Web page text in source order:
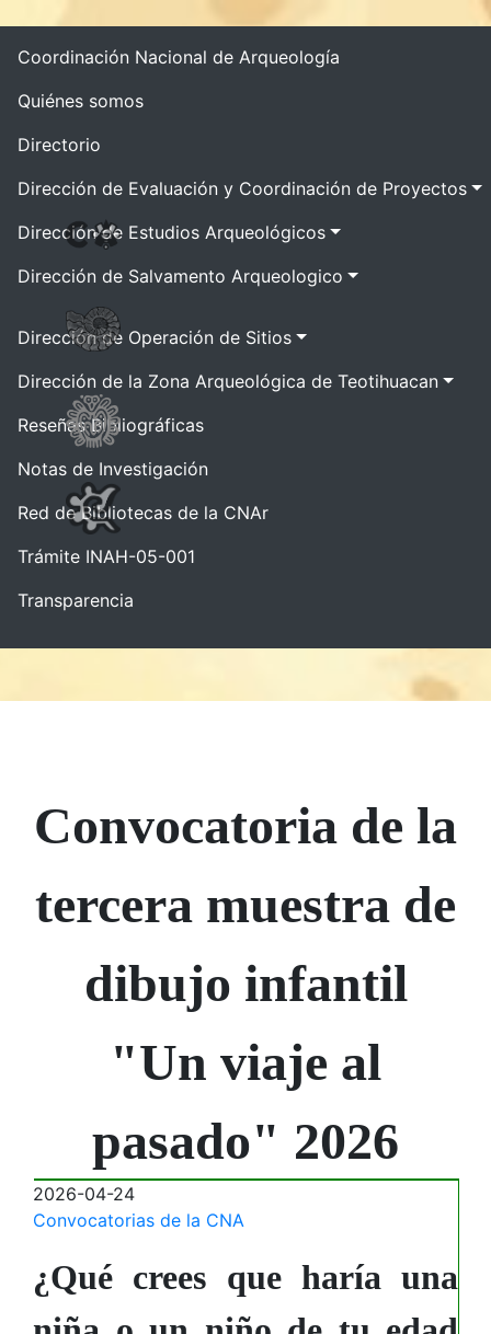
Coordinación Nacional de Arqueología
Quiénes somos
Directorio
Dirección de Evaluación y Coordinación de Proyectos
Dirección de Estudios Arqueológicos
Dirección de Salvamento Arqueologico
Dirección de Operación de Sitios
Dirección de la Zona Arqueológica de Teotihuacan
Reseñas Bibliográficas
Notas de Investigación
Red de Bibliotecas de la CNAr
Trámite INAH-05-001
Transparencia
Convocatoria de la
tercera muestra de
dibujo infantil
"Un viaje al
pasado" 2026
2026-04-24
Convocatorias de la CNA
¿Qué crees que haría una